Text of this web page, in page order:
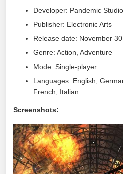
Developer: Pandemic
Publisher: Electronic Arts
Release date: November
Genre: Action, Adventure
Mode: Single-player
Languages: English,
French, Italian
Screenshots: